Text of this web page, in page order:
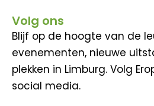
Volg ons
Blijf op de hoogte van de
evenementen, nieuwe
plekken in Limburg. Volg
social media.